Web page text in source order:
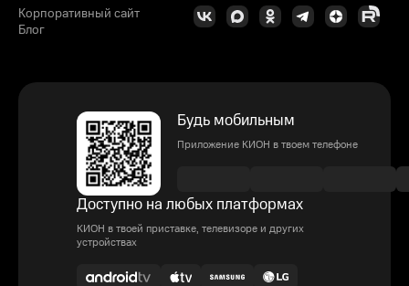
Корпоративный сайт
Блог
Будь мобильным
Приложение КИОН в твоем телефоне
Доступно на любых платформах
КИОН в твоей приставке, телевизоре и других
устройствах